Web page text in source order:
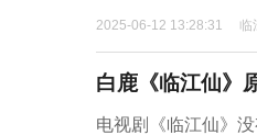
2025-06-12 13:28:31 临
白鹿《临江仙》
电视剧《临江仙》